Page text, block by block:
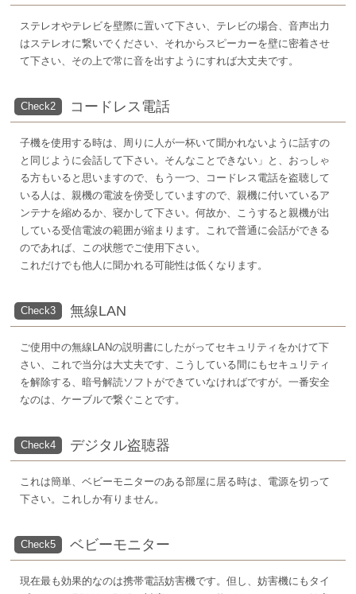
ステレオやテレビを壁際に置いて下さい、テレビの場合、音声出力
はステレオに繋いでください、それからスピーカーを壁に密着させ
て下さい、その上で常に音を出すようにすれば大丈夫です。
Check2 コードレス電話
子機を使用する時は、周りに人が一杯いて聞かれないように話すの
と同じように会話して下さい。そんなことできない」と、おっしゃ
る方もいると思いますので、もう一つ、コードレス電話を盗聴して
いる人は、親機の電波を傍受していますので、親機に付いているア
ンテナを縮めるか、寝かして下さい。何故か、こうすると親機が出
している受信電波の範囲が縮まります。これで普通に会話ができる
のであれば、この状態でご使用下さい。
これだけでも他人に聞かれる可能性は低くなります。
Check3 無線LAN
ご使用中の無線LANの説明書にしたがってセキュリティをかけて下
さい、これで当分は大丈夫です、こうしている間にもセキュリティ
を解除する、暗号解読ソフトができていなければですが。一番安全
なのは、ケーブルで繋ぐことです。
Check4 デジタル盗聴器
これは簡単、ベビーモニターのある部屋に居る時は、電源を切って
下さい。これしか有りません。
Check5 ベビーモニター
現在最も効果的なのは携帯電話妨害機です。但し、妨害機にもタイ